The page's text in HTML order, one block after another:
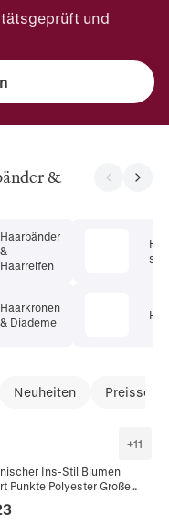
und
&
Haarbänder
&
Haarreifen
Haarkronen
& Diademe
s
Neuheiten
+11
Ins-Stil Blumen
Punkte Polyester Große
Elastische Stoff
Pastorale Haargummis